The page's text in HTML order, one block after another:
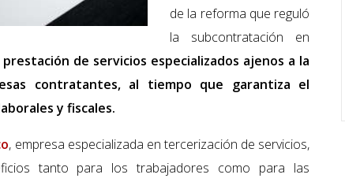
de la reforma que reguló
la subcontratación en
de servicios especializados ajenos a la
contratantes, al tiempo que garantiza el
y fiscales.
, empresa especializada en tercerización de servicios,
tanto para los trabajadores como para las